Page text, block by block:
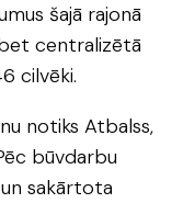
šajā rajonā
centralizētā
cilvēki.
notiks Atbalss,
būvdarbu
sakārtota